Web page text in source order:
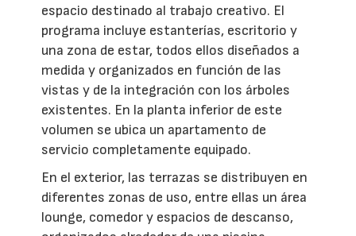
espacio destinado al trabajo creativo. El
programa incluye estanterías, escritorio y
una zona de estar, todos ellos diseñados a
medida y organizados en función de las
vistas y de la integración con los árboles
existentes. En la planta inferior de este
volumen se ubica un apartamento de
servicio completamente equipado.
En el exterior, las terrazas se distribuyen en
diferentes zonas de uso, entre ellas un área
lounge, comedor y espacios de descanso,